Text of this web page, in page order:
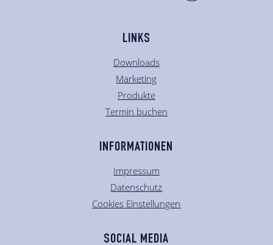
LINKS
Downloads
Marketing
Produkte
Termin buchen
INFORMATIONEN
Impressum
Datenschutz
Cookies Einstellungen
SOCIAL MEDIA